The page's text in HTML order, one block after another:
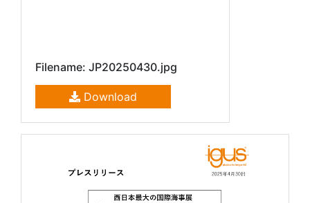
Filename: JP20250430.jpg
Download